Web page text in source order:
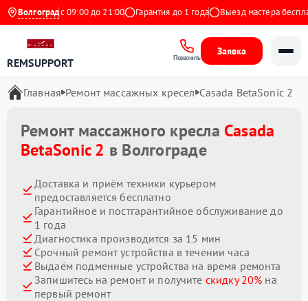
Волгоградс 09:00 до 21:00 Гарантия до 1 года Выезд мастера бесплатно
REMSUPPORT Позвонить
Заявка
Главная Ремонт массажных кресел Casada BetaSonic 2
Ремонт массажного кресла Casada
BetaSonic 2 в Волгограде
Доставка и приём техники курьером
предоставляется бесплатно
Гарантийное и постгарантийное обслуживание до
1 года
Диагностика производится за 15 мин
Срочный ремонт устройства в течении часа
Выдаём подменные устройства на время ремонта
Запишитесь на ремонт и получите скидку 20% на
первый ремонт